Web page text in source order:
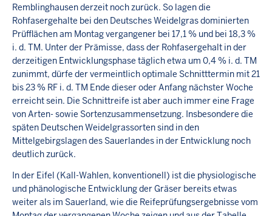
Remblinghausen derzeit noch zurück. So lagen die
Rohfasergehalte bei den Deutsches Weidelgras dominierten
Prüfflächen am Montag vergangener bei 17,1 % und bei 18,3 %
i. d. TM. Unter der Prämisse, dass der Rohfasergehalt in der
derzeitigen Entwicklungsphase täglich etwa um 0,4 % i. d. TM
zunimmt, dürfe der vermeintlich optimale Schnitttermin mit 21
bis 23 % RF i. d. TM Ende dieser oder Anfang nächster Woche
erreicht sein. Die Schnittreife ist aber auch immer eine Frage
von Arten- sowie Sortenzusammensetzung. Insbesondere die
späten Deutschen Weidelgrassorten sind in den
Mittelgebirgslagen des Sauerlandes in der Entwicklung noch
deutlich zurück.
In der Eifel (Kall-Wahlen, konventionell) ist die physiologische
und phänologische Entwicklung der Gräser bereits etwas
weiter als im Sauerland, wie die Reifeprüfungsergebnisse vom